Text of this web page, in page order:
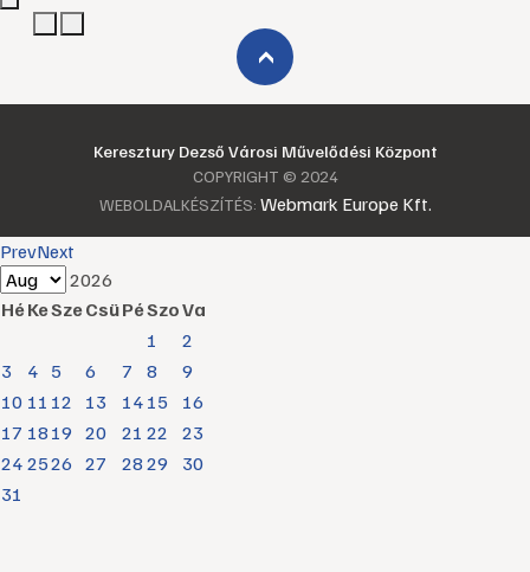
›
Keresztury Dezső Városi Művelődési Központ
COPYRIGHT © 2024
WEBOLDALKÉSZÍTÉS: Webmark Europe Kft.
PrevNext
2026
HéKeSzeCsüPéSzoVa
1
2
3
4 5 6 7 8
9
10 11 12 13 14 15
16
17 18 19 20 21 22
23
24 2526 27 28 29
30
31